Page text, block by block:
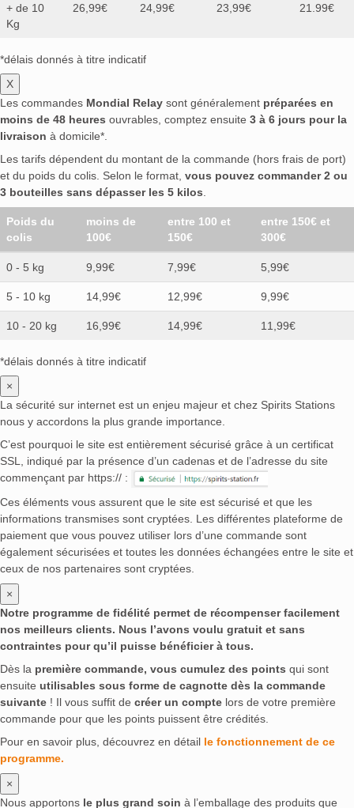
+ de 10
Kg
26,99€ 24,99€ 23,99€ 21.99€
*délais donnés à titre indicatif
X
Les commandes Mondial Relay sont généralement préparées en
moins de 48 heures ouvrables, comptez ensuite 3 à 6 jours pour la
livraison à domicile*.
Les tarifs dépendent du montant de la commande (hors frais de port)
et du poids du colis. Selon le format, vous pouvez commander 2 ou
3 bouteilles sans dépasser les 5 kilos
Poids du
colis
moins de
100€
entre 100 et
150€
entre 150€ et
300€
0 - 5 kg 9,99€ 7,99€ 5,99€
5 - 10 kg 14,99€ 12,99€ 9,99€
10 - 20 kg 16,99€ 14,99€ 11,99€
*délais donnés à titre indicatif
×
La sécurité sur internet est un enjeu majeur et chez Spirits Stations
nous y accordons la plus grande importance.
C’est pourquoi le site est entièrement sécurisé grâce à un certificat
SSL, indiqué par la présence d’un cadenas et de l’adresse du site
commençant par https:// :
Ces éléments vous assurent que le site est sécurisé et que les
informations transmises sont cryptées. Les différentes plateforme de
paiement que vous pouvez utiliser lors d’une commande sont
également sécurisées et toutes les données échangées entre le site et
ceux de nos partenaires sont cryptées.
×
Notre programme de fidélité permet de récompenser facilement
nos meilleurs clients. Nous l’avons voulu gratuit et sans
contraintes pour qu’il puisse bénéficier à tous.
Dès la première commande, vous cumulez des points qui sont
ensuite utilisables sous forme de cagnotte dès la commande
suivante ! Il vous suffit de créer un compte lors de votre première
commande pour que les points puissent être crédités.
Pour en savoir plus, découvrez en détail le fonctionnement de ce
programme.
×
Nous apportons le plus grand soin à l’emballage des produits que